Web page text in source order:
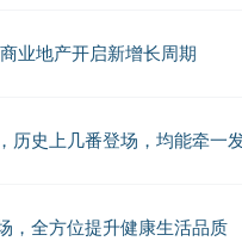
业地产开启新增长周期
历史上几番登场，均能牵一
，全方位提升健康生活品质